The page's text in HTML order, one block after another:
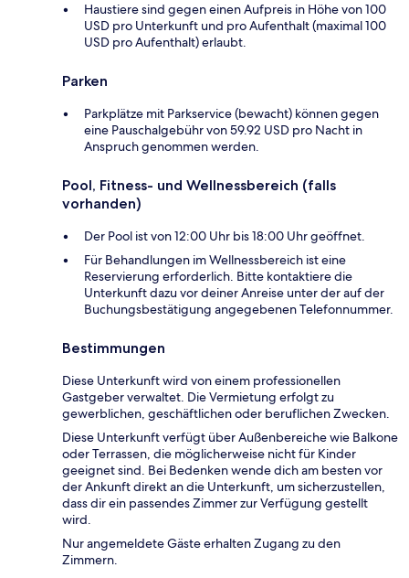
Haustiere sind gegen einen Aufpreis in Höhe von 100
USD pro Unterkunft und pro Aufenthalt (maximal 100
USD pro Aufenthalt) erlaubt.
Parken
Parkplätze mit Parkservice (bewacht) können gegen
eine Pauschalgebühr von 59.92 USD pro Nacht in
Anspruch genommen werden.
Pool, Fitness- und Wellnessbereich (falls
vorhanden)
Der Pool ist von 12:00 Uhr bis 18:00 Uhr geöffnet.
Für Behandlungen im Wellnessbereich ist eine
Reservierung erforderlich. Bitte kontaktiere die
Unterkunft dazu vor deiner Anreise unter der auf der
Buchungsbestätigung angegebenen Telefonnummer.
Bestimmungen
Diese Unterkunft wird von einem professionellen
Gastgeber verwaltet. Die Vermietung erfolgt zu
gewerblichen, geschäftlichen oder beruflichen Zwecken.
Diese Unterkunft verfügt über Außenbereiche wie Balkone
oder Terrassen, die möglicherweise nicht für Kinder
geeignet sind. Bei Bedenken wende dich am besten vor
der Ankunft direkt an die Unterkunft, um sicherzustellen,
dass dir ein passendes Zimmer zur Verfügung gestellt
wird.
Nur angemeldete Gäste erhalten Zugang zu den
Zimmern.